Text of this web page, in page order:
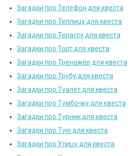
Загадки про Телефон для квеста
Загадки про Теплицу для квеста
Загадки про Терассу для квеста
Загадки про Торт для квеста
Загадки про Тренажёр для квеста
Загадки про Трубу для квеста
Загадки про Туалет для квеста
Загадки про Тумбочку для квеста
Загадки про Турник для квеста
Загадки про Тую для квеста
Загадки про Улицу для квеста